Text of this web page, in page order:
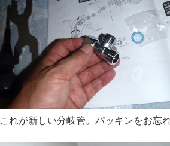
これが新しい分岐管。パッキンをお忘れ